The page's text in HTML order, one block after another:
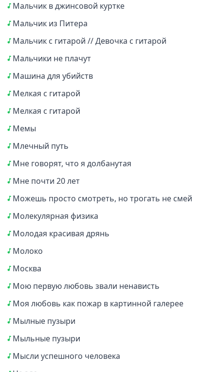
Мальчик в джинсовой куртке
Мальчик из Питера
Мальчик с гитарой // Девочка с гитарой
Мальчики не плачут
Машина для убийств
Мелкая с гитарой
Мелкая с гитарой
Мемы
Млечный путь
Мне говорят, что я долбанутая
Мне почти 20 лет
Можешь просто смотреть, но трогать не смей
Молекулярная физика
Молодая красивая дрянь
Молоко
Москва
Мою первую любовь звали ненависть
Моя любовь как пожар в картинной галерее
Мылные пузыри
Мыльные пузыри
Мысли успешного человека